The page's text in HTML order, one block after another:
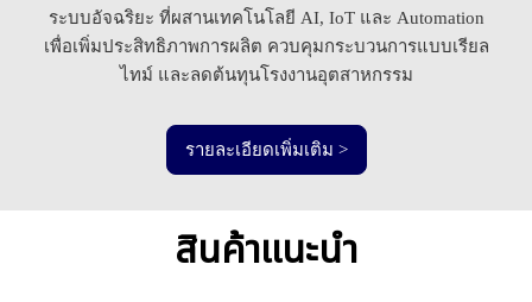
ระบบอัจฉริยะ ที่ผสานเทคโนโลยี AI, IoT และ Automation
เพื่อเพิ่มประสิทธิภาพการผลิต ควบคุมกระบวนการแบบเรียล
ไทม์ และลดต้นทุนโรงงานอุตสาหกรรม
รายละเอียดเพิ่มเติม >
สินค้าแนะนำ